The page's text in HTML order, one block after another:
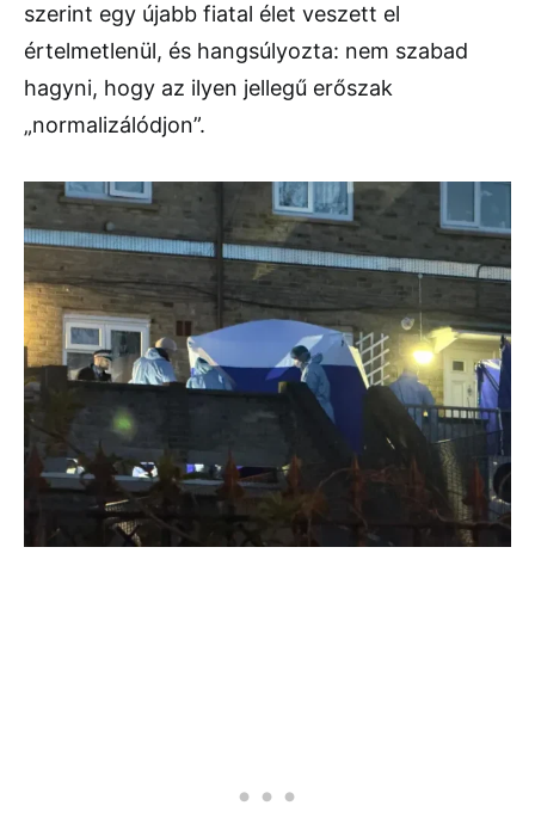
szerint egy újabb fiatal élet veszett el
értelmetlenül, és hangsúlyozta: nem szabad
hagyni, hogy az ilyen jellegű erőszak
„normalizálódjon”.